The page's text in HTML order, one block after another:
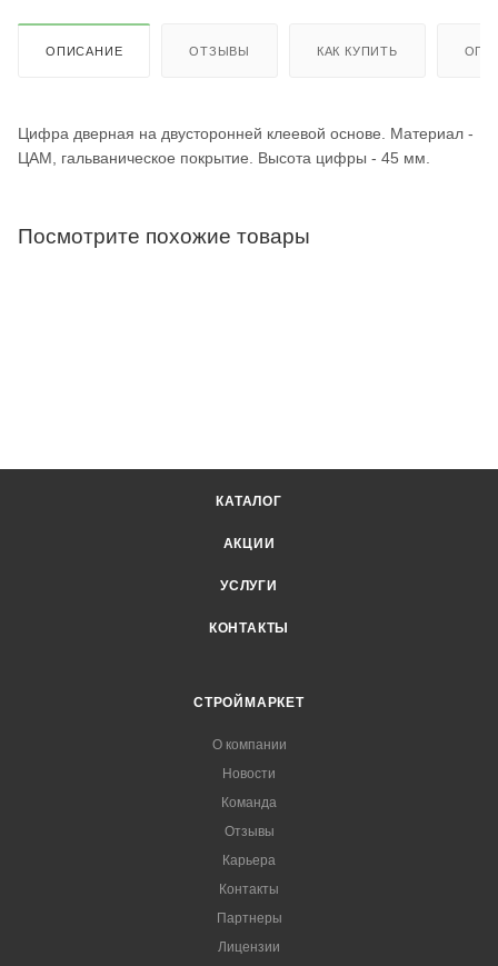
ОПИСАНИЕ ОТЗЫВЫ КАК КУПИТЬ
Цифра дверная на двусторонней клеевой основе. Материал -
ЦАМ, гальваническое покрытие. Высота цифры - 45 мм.
Посмотрите похожие товары
КАТАЛОГ
АКЦИИ
УСЛУГИ
КОНТАКТЫ
СТРОЙМАРКЕТ
О компании
Новости
Команда
Отзывы
Карьера
Контакты
Партнеры
Лицензии